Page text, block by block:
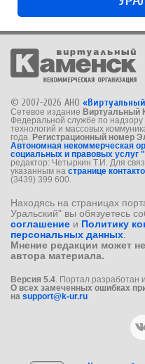
© 2007-2026 АНО
Сетевое издание Виртуальный
Федеральной службе по
технологий и массовых
года. Регистрационный номер
Автономная некоммерческая
социальных и правовых услуг
редактор: Четыркин Т.И. Для
указанным на странице
(3439) 399 600.
Находясь на страницах
Уральский" вы обязуетесь
соглашение и Политику
персональных данных
Мнение редакции может
автора материала.
Версия 5.4 . Портал разработан
О всех замеченных ошибках
на support@k-ur.ru